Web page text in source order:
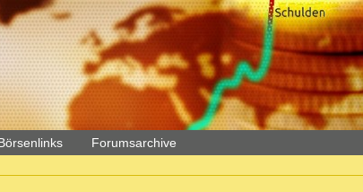
Forumsarchive